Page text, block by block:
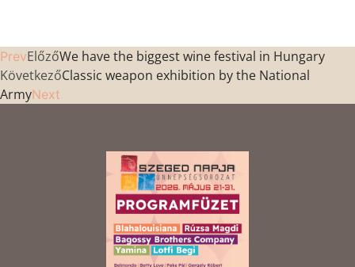
PrevElőzőWe have the biggest wine festival in Hungary
KövetkezőClassic weapon exhibition by the National
ArmyNext